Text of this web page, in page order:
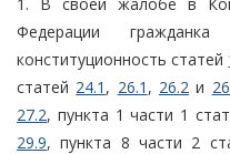
Федерации
конституционность статей
статей 24.1 , 26.1 , 26.2 и
27.2, пункта 1 части 1
29.9, пункта 8 части 2